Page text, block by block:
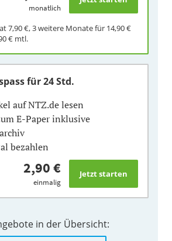
monatlich
7,90 €, 3 weitere Monate für 14,90 €
€ mtl.
für 24 Std.
auf NTZ.de lesen
E-Paper inklusive
bezahlen
2,90 €
einmalig
in der Übersicht: